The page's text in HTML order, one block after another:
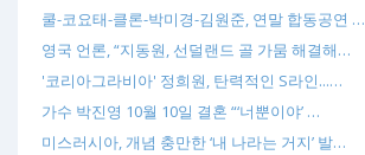
쿨-코요태-클론-박미경-김원준, 연말 합동공연 …
영국 언론, “지동원, 선덜랜드 골 가뭄 해결해…
'코리아그라비아' 정희원, 탄력적인 S라인...…
가수 박진영 10월 10일 결혼 “‘너뿐이야’ …
미스러시아, 개념 충만한 ‘내 나라는 거지’ 발…